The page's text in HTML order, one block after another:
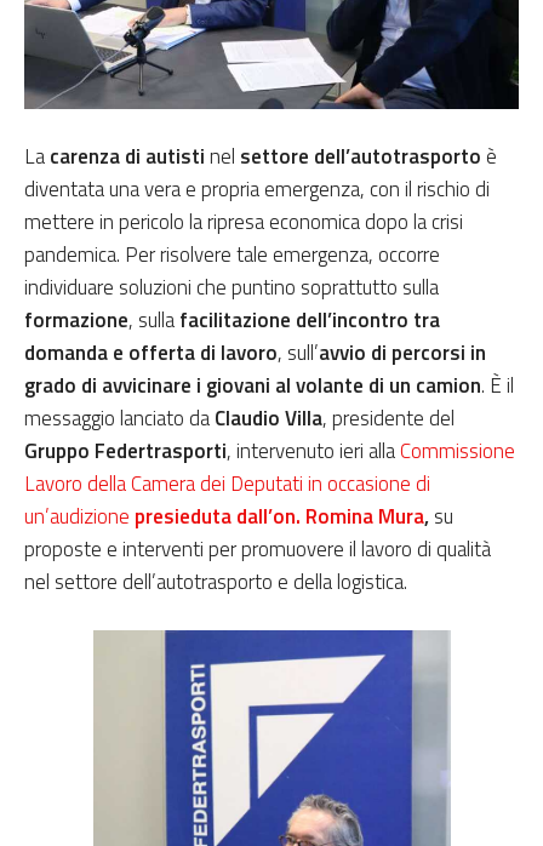
Lacarenza di autistinel settore dell’autotrasporto è
diventata una vera e propria emergenza, con il rischio di
mettere in pericolo la ripresa economica dopo la crisi
pandemica. Per risolvere tale emergenza, occorre
individuare soluzioni che puntino soprattutto sulla
formazione, sullafacilitazione dell’incontro tra
domanda e offerta di lavoro, sull’avvio di percorsi in
grado di avvicinare i giovani al volante di un camion. È il
messaggio lanciato daClaudio Villa, presidente del
Gruppo Federtrasporti, intervenuto ieri allaCommissione
Lavoro della Camera dei Deputati in occasione di
un’audizione presieduta dall’on. Romina Mura,su
proposte e interventi per promuovere il lavoro di qualità
nel settore dell’autotrasporto e della logistica.